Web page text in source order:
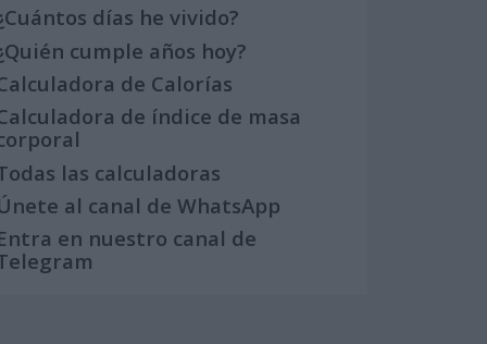
días he vivido?
cumple años hoy?
de Calorías
de índice de masa
las calculadoras
al canal de WhatsApp
en nuestro canal de